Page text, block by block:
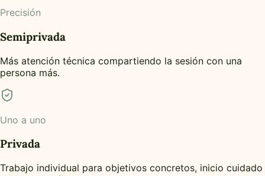
Precisión
Semiprivada
Más atención técnica compartiendo la sesión con una
persona más.
Uno a uno
Privada
Trabajo individual para objetivos concretos, inicio cuidado